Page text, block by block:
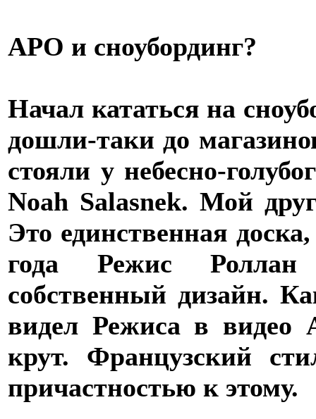
АРО и сноубординг?
Начал кататься на
дошли-таки до
стояли у небесно-
Noah Salasnek. Мой
Это единственная
года Режис
собственный дизайн.
видел Режиса в видео
крут. Французский
причастностью к этому.